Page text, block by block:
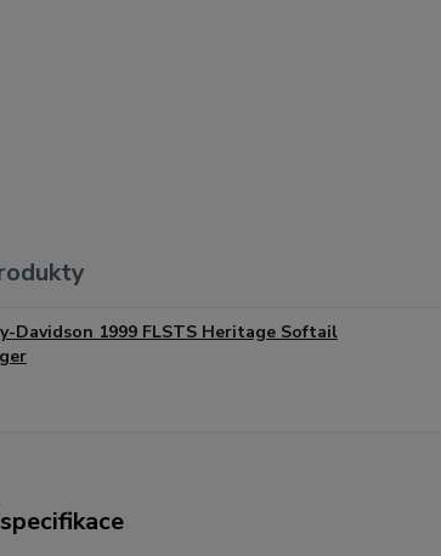
Davidson 1999 FLSTS Heritage Softail